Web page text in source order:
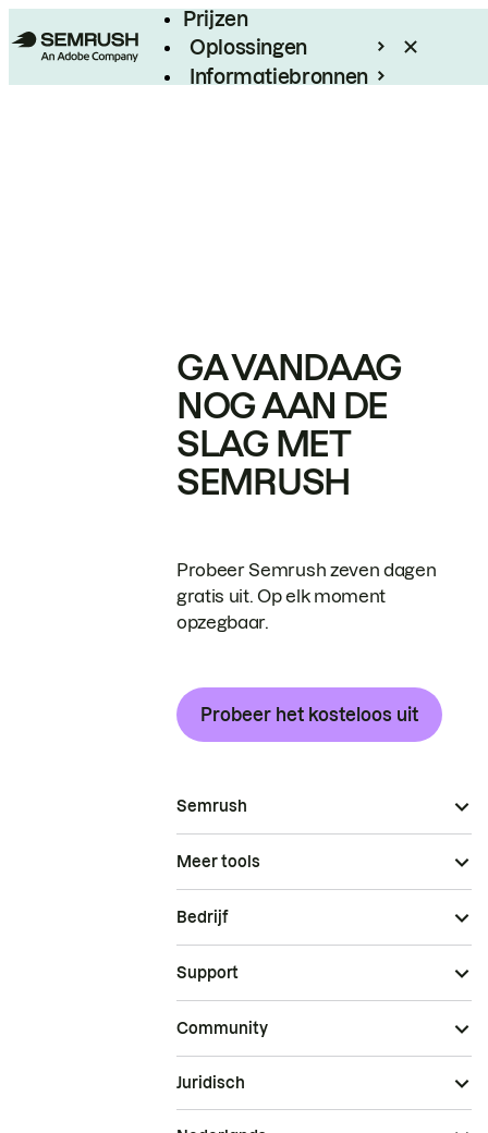
Prijzen
Oplossingen
Informatiebronnen
GA VANDAAG
NOG AAN DE
SLAG MET
SEMRUSH
Probeer Semrush zeven dagen
gratis uit. Op elk moment
opzegbaar.
Probeer het kosteloos uit
Semrush
Meer tools
Bedrijf
Support
Community
Juridisch